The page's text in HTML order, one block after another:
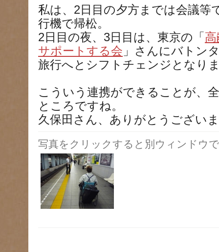
私は、2日目の夕方までは会議等
行機で帰松。
2日目の夜、3日目は、東京の「
サポートする会 」さんにバトン
旅行へとシフトチェンジとなり
こういう連携ができることが、
ところですね。
久保田さん、ありがとうござい
写真をクリックすると別ウィンドウ